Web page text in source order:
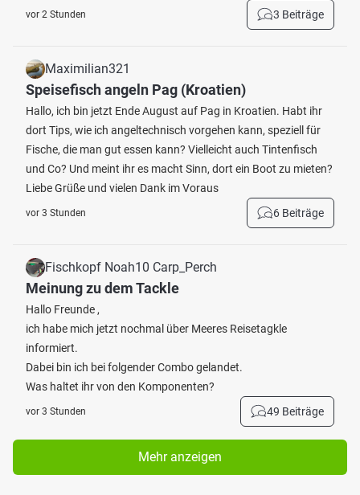
vor 2 Stunden 3 Beiträge
Maximilian321
Speisefisch angeln Pag (Kroatien)
Hallo, ich bin jetzt Ende August auf Pag in Kroatien. Habt ihr
dort Tips, wie ich angeltechnisch vorgehen kann, speziell für
Fische, die man gut essen kann? Vielleicht auch Tintenfisch
und Co? Und meint ihr es macht Sinn, dort ein Boot zu mieten?
Liebe Grüße und vielen Dank im Voraus
vor 3 Stunden 6 Beiträge
Fischkopf Noah10 Carp_Perch
Meinung zu dem Tackle
Hallo Freunde ,
ich habe mich jetzt nochmal über Meeres Reisetagkle
informiert.
Dabei bin ich bei folgender Combo gelandet.
Was haltet ihr von den Komponenten?
vor 3 Stunden 49 Beiträge
Mehr anzeigen